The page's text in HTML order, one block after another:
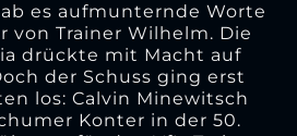
es aufmunternde Worte
von Trainer Wilhelm. Die
drückte mit Macht auf
der Schuss ging erst
los: Calvin Minewitsch
Konter in der 50.